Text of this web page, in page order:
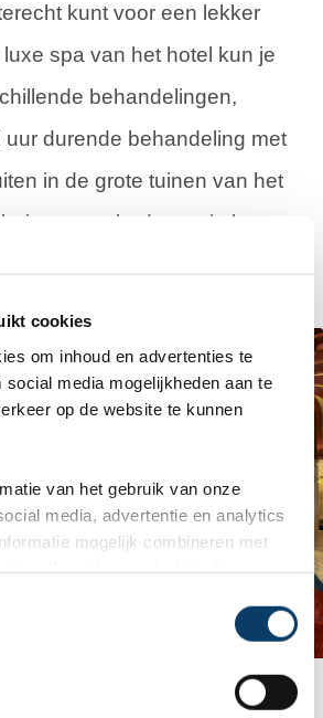
cookies
om inhoud en advertenties te
social media mogelijkheden aan te
op de website te kunnen
van het gebruik van onze
media, advertentie en analytics
mogelijk combineren met
kunt voor een lekker
spa van het hotel kun je
behandelingen,
durende behandeling met
in de grote tuinen van het
waar je kunt